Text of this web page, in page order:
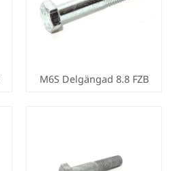
M6S Delgängad 8.8 FZB